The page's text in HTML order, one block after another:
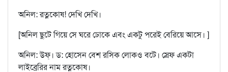
অনিল: রত্নকোষ! দেখি দেখি।
[অনিল ছুটে গিয়ে সে ঘরে ঢোকে এবং একটু পরেই বেরিয়ে আসে। ]
অনিল: উফ্‌। ড: হোসেন বেশ রসিক লোকও বটে। স্রেফ একটা
লাইব্রেরির নাম রত্নকোষ।